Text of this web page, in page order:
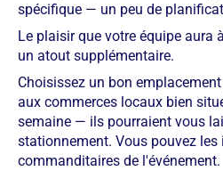
spécifique — un peu de
Le plaisir que votre équipe aura
un atout supplémentaire.
Choisissez un bon
aux commerces locaux bien
semaine — ils pourraient vous
stationnement. Vous pouvez les
commanditaires de l'événement.